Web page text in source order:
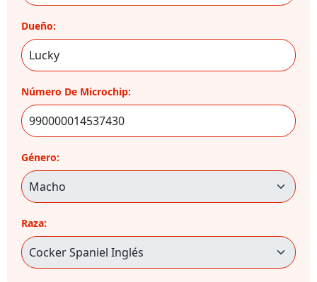
Dueño:
Número De Microchip:
Género:
Raza: